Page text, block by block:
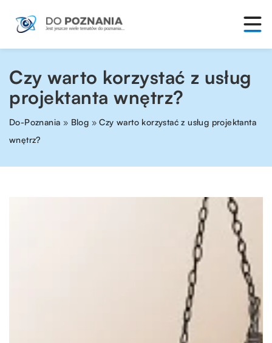
Czy warto korzystać z usług
projektanta wnętrz?
Do-Poznania » Blog »Czy warto korzystać z usług projektanta
wnętrz?